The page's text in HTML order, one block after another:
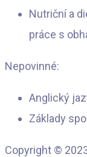
Nutriční a
práce s
Nepovinné:
Anglický
Základy
Copyright ©